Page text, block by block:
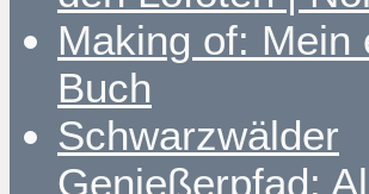
Making of: Mein
Buch
Schwarzwälder
Genießerpfad: